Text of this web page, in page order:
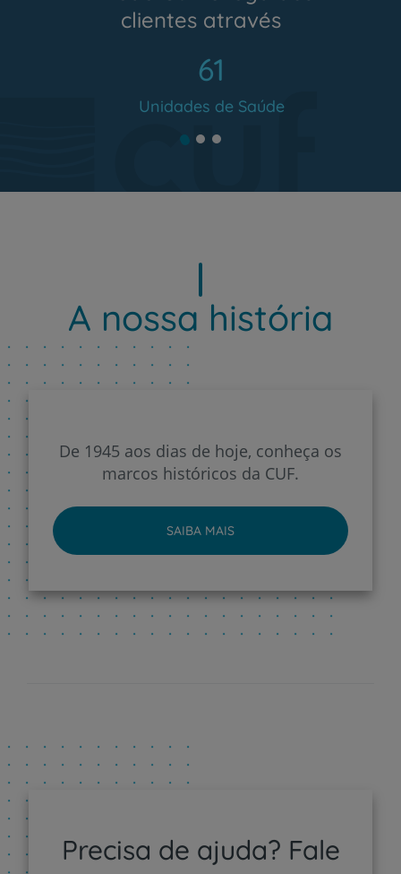
clientes através
61
Unidades de Saúde
A nossa história
De 1945 aos dias de hoje, conheça os
marcos históricos da CUF.
SAIBA MAIS
Precisa de ajuda? Fale